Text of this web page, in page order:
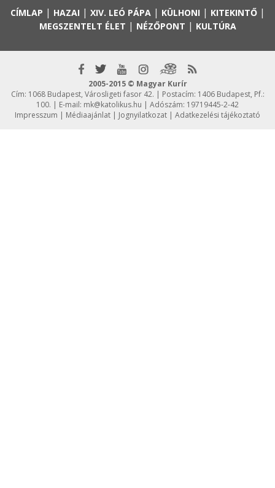
CÍMLAP | HAZAI | XIV. LEÓ PÁPA| KÜLHONI | KITEKINTŐ|
MEGSZENTELT ÉLET | NÉZŐPONT | KULTÚRA
2005-2015 © Magyar Kurír
Cím: 1068 Budapest, Városligeti fasor 42. | Postacím: 1406 Budapest, Pf.:
100. | E-mail: mk@katolikus.hu | Adószám: 19719445-2-42
Impresszum | Médiaajánlat | Jognyilatkozat | Adatkezelési tájékoztató